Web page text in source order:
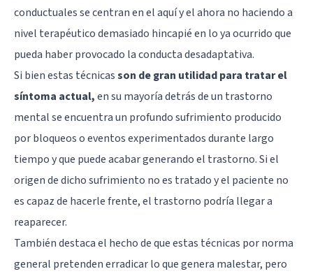
conductuales se centran en el aquí y el ahora no haciendo a
nivel terapéutico demasiado hincapié en lo ya ocurrido que
pueda haber provocado la conducta desadaptativa.
Si bien estas técnicasson de gran utilidad para tratar el
síntoma actual,en su mayoría detrás de un trastorno
mental se encuentra un profundo sufrimiento producido
por bloqueos o eventos experimentados durante largo
tiempo y que puede acabar generando el trastorno. Si el
origen de dicho sufrimiento no es tratado y el paciente no
es capaz de hacerle frente, el trastorno podría llegar a
reaparecer.
También destaca el hecho de que estas técnicas por norma
general pretenden erradicar lo que genera malestar, pero